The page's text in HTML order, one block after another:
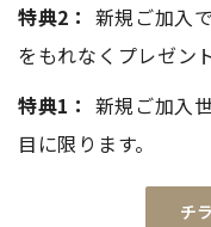
特典2： 新規ご加入
をもれなくプレゼン
特典1： 新規ご加入
目に限ります。
チ